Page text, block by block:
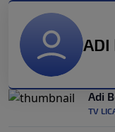
ADI
Adi
TV